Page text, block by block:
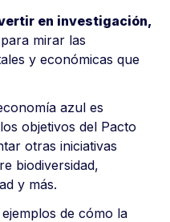
en investigación,
para mirar las
y económicas que
azul es
objetivos del Pacto
otras iniciativas
biodiversidad,
y más.
de cómo la